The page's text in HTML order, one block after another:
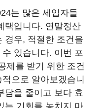
는 많은 세입자들
택입니다. 연말정산
경우, 적절한 조건을
있습니다. 이번 포
제를 받기 위한 조건
으로 알아보겠습니
담을 줄이고 보다 효
는 기회를 놓치지 마